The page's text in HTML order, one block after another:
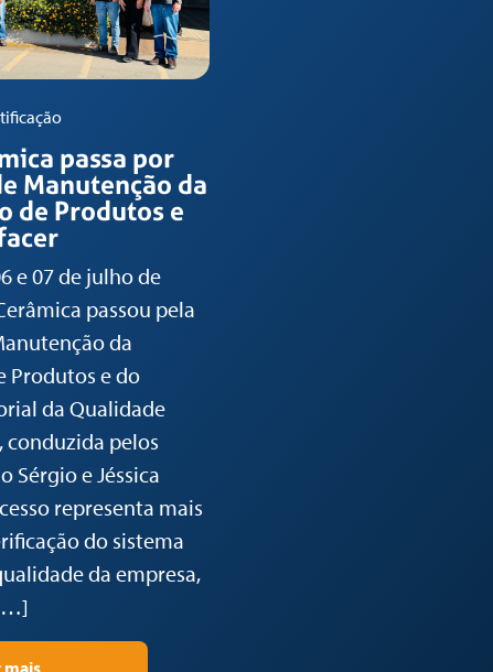
passa por
Manutenção da
de Produtos e
e 07 de julho de
passou pela
da
Produtos e do
da Qualidade
conduzida pelos
Sérgio e Jéssica
representa mais
do sistema
da empresa,